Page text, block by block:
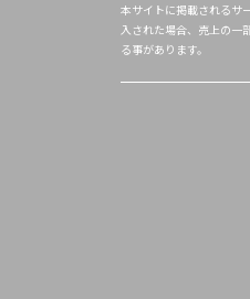
本サイトに掲載されるサ
入された場合、売上の一
る事があります。